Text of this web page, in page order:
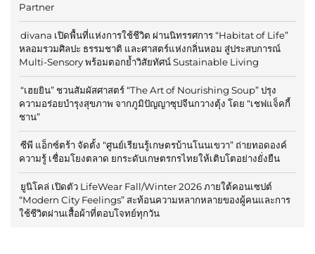
Partner
divana เปิดพื้นที่แห่งการใช้ชีวิต ผ่านนิทรรศการ “Habitat of Life”
หลอมรวมศิลปะ ธรรมชาติ และศาสตร์แห่งกลิ่นหอม สู่ประสบการณ์
Multi-Sensory พร้อมตอกย้ำวิสัยทัศน์ Sustainable Living
“เฮยยิน” ชวนสัมผัสศาสตร์ “The Art of Nourishing Soup” ปรุง
ความอร่อยบำรุงสุขภาพ จากภูมิปัญญาซุปจีนกวางตุ้ง โดย “เชฟแจ็คกี้
ชาน”
ซีพี แอ็กซ์ตร้า จัดตั้ง “ศูนย์เรียนรู้เกษตรบ้านโนนเขวา” ถ่ายทอดองค์
ความรู้ เชื่อมโยงตลาด ยกระดับเกษตรกรไทยให้เติบโตอย่างยั่งยืน
ยูนิโคล่ เปิดตัว LifeWear Fall/Winter 2026 ภายใต้คอนเซปต์
“Modern City Feelings” สะท้อนความหลากหลายของผู้คนและการ
ใช้ชีวิตผ่านเสื้อผ้าที่ตอบโจทย์ทุกวัน